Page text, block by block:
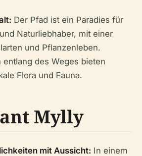
Der Pfad ist ein Paradies für
Naturliebhaber, mit einer
und Pflanzenleben.
des Weges bieten
Flora und Fauna.
Mylly
mit Aussicht: In einem